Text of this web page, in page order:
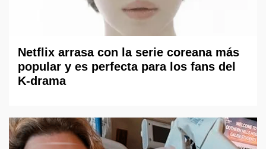
Netflix arrasa con la serie coreana más
popular y es perfecta para los fans del
K-drama